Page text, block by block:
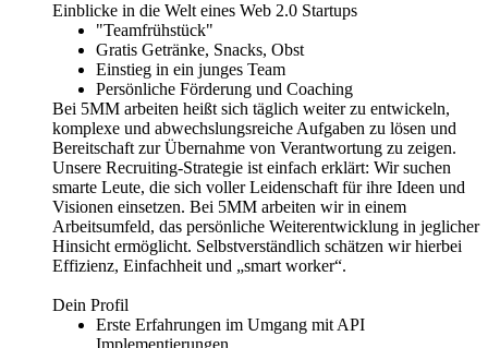
Einblicke in die Welt eines Web 2.0 Startups
"Teamfrühstück"
Gratis Getränke, Snacks, Obst
Einstieg in ein junges Team
Persönliche Förderung und Coaching
Bei 5MM arbeiten heißt sich täglich weiter zu entwickeln,
komplexe und abwechslungsreiche Aufgaben zu lösen und
Bereitschaft zur Übernahme von Verantwortung zu zeigen.
Unsere Recruiting-Strategie ist einfach erklärt: Wir suchen
smarte Leute, die sich voller Leidenschaft für ihre Ideen und
Visionen einsetzen. Bei 5MM arbeiten wir in einem
Arbeitsumfeld, das persönliche Weiterentwicklung in jeglicher
Hinsicht ermöglicht. Selbstverständlich schätzen wir hierbei
Effizienz, Einfachheit und „smart worker“.
Dein Profil
Erste Erfahrungen im Umgang mit API